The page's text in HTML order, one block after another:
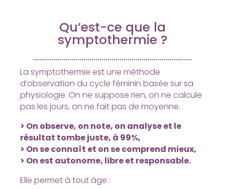
Qu’est-ce que la
symptothermie ?
La symptothermie est une méthode
d’observation du cycle féminin basée sur sa
physiologie. On ne suppose rien, on ne calcule
pas les jours, on ne fait pas de moyenne.
> On observe, on note, on analyse et le
résultat tombe juste, à 99%,
> On se connaît et on se comprend mieux,
> On est autonome, libre et responsable.
Elle permet à tout âge :